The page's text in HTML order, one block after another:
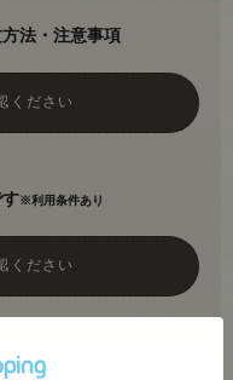
法・注意事項
ください
※利用条件あり
ください